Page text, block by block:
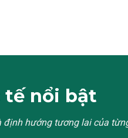
tế nổi bật
định hướng tươnglaicủa